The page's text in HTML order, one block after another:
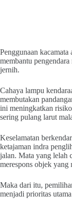
Penggunaan
membantu
jernih.
Cahaya lampu
membutakan
ini meningkatkan
sering pulang larut
Keselamatan
ketajaman indra
jalan. Mata yang lelah
merespons objek yang
Maka dari itu,
menjadi prioritas